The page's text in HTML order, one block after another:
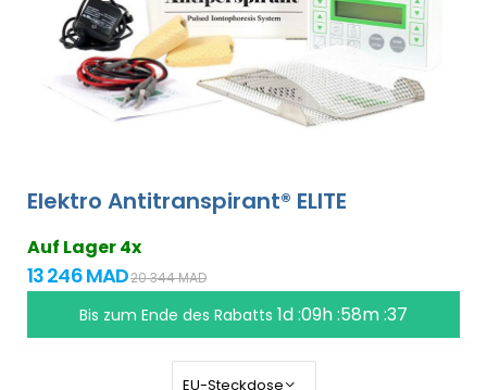
Elektro Antitranspirant® ELITE
Auf Lager 4x
13 246 MAD20 344 MAD
Bis zum Ende des Rabatts 1d :09h :58m :36